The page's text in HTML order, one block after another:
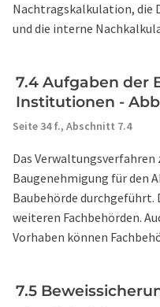
Nachtragskalkulation, die
und die interne
7.4 Aufgaben der
Institutionen -
Seite 34 f., Abschnitt 7.4
Das
Baugenehmigung für den
Baubehörde
weiteren Fachbehörden.
Vorhaben können
7.5